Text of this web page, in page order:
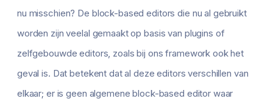
nu misschien? De block-based editors die nu al gebruikt
worden zijn veelal gemaakt op basis van plugins of
zelfgebouwde editors, zoals bij ons framework ook het
geval is. Dat betekent dat al deze editors verschillen van
elkaar; er is geen algemene block-based editor waar